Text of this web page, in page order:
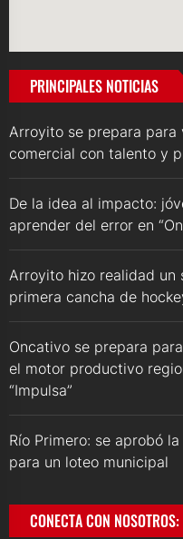
PRINCIPALES NOTICIAS
Arroyito se prepara
comercial con talento y
De la idea al impacto:
aprender del error en
Arroyito hizo realidad un
primera cancha de
Oncativo se prepara
el motor productivo
“Impulsa”
Río Primero: se aprobó
para un loteo municipal
CONECTA CON NOSOTROS: